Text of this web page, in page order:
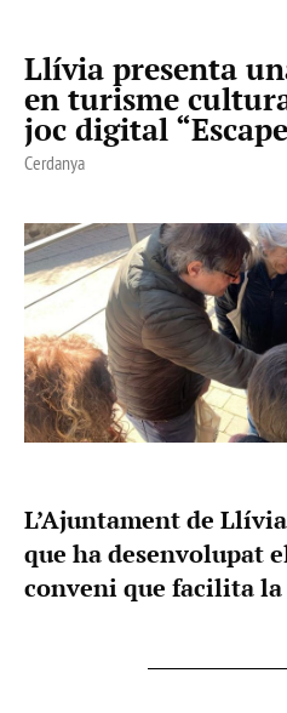
Llívia presenta
en turisme
joc digital
Cerdanya
L’Ajuntament de
que ha desenvolupat
conveni que facilita